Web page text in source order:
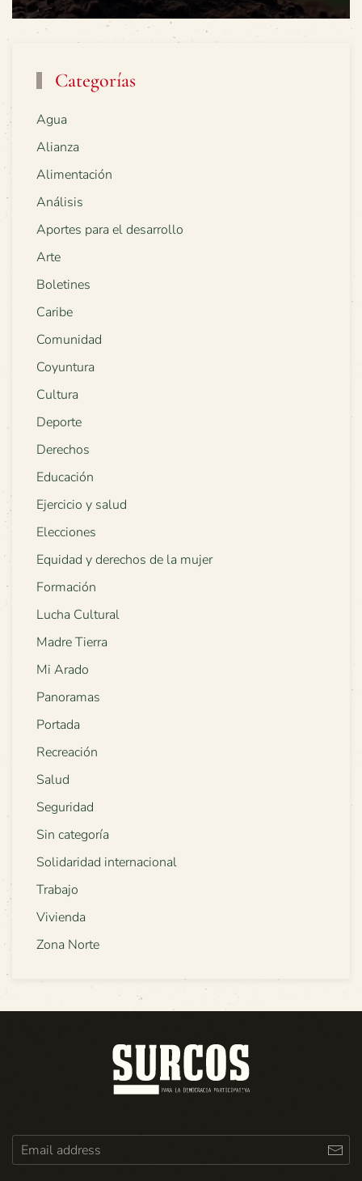
Categorías
Agua
Alianza
Alimentación
Análisis
Aportes para el desarrollo
Arte
Boletines
Caribe
Comunidad
Coyuntura
Cultura
Deporte
Derechos
Educación
Ejercicio y salud
Elecciones
Equidad y derechos de la mujer
Formación
Lucha Cultural
Madre Tierra
Mi Arado
Panoramas
Portada
Recreación
Salud
Seguridad
Sin categoría
Solidaridad internacional
Trabajo
Vivienda
Zona Norte